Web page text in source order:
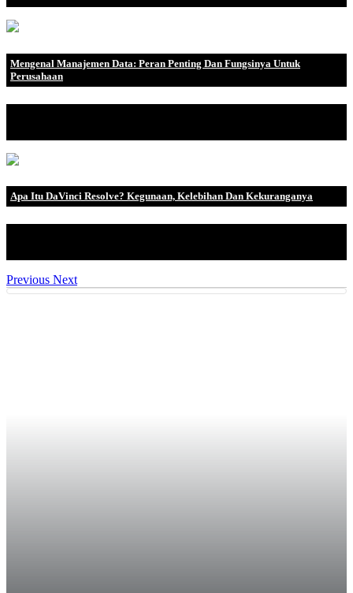
Mengenal Manajemen Data: Peran Penting Dan Fungsinya Untuk
Perusahaan
Apa Itu DaVinci Resolve? Kegunaan, Kelebihan Dan Kekuranganya
Previous Next